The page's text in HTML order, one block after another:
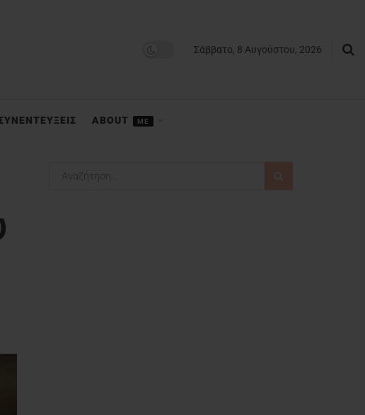
Σάββατο, 8 Αυγούστου, 2026
ABOUT ME